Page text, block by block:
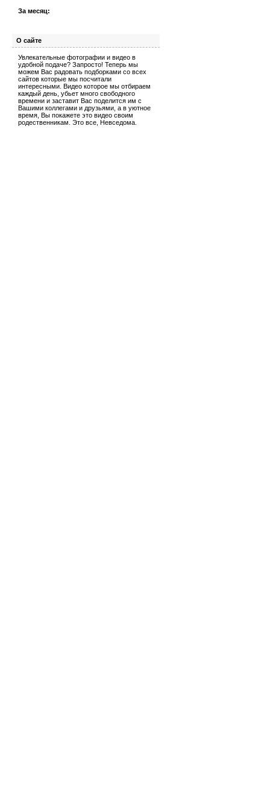
За месяц:
О сайте
Увлекательные фотографии и видео в
удобной подаче? Запросто! Теперь мы
можем Вас радовать подборками со всех
сайтов которые мы посчитали
интересными. Видео которое мы отбираем
каждый день, убьет много свободного
времени и заставит Вас поделится им с
Вашими коллегами и друзьями, а в уютное
время, Вы покажете это видео своим
родественникам. Это все, Невседома.